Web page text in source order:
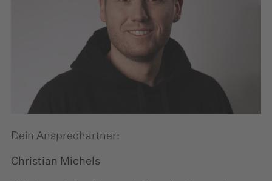
Dein Ansprechartner:
Christian Michels